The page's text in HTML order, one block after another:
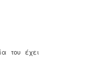
του έχει